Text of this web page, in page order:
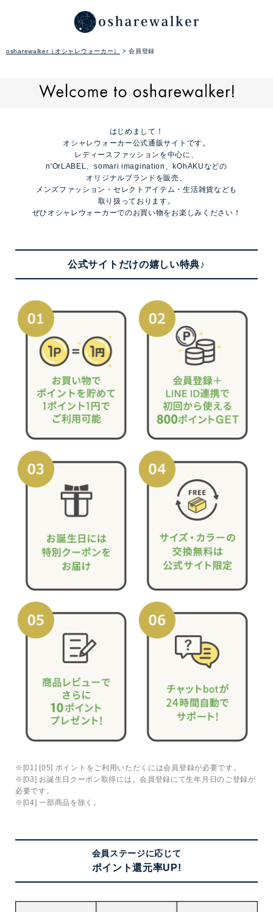
osharewalker（オシャレウォーカー） 会員登録
はじめまして！
オシャレウォーカー公式通販サイトです。
レディースファッションを中心に、
n'OrLABEL、somari imagination、kOhAKUなどの
オリジナルブランドを販売、
メンズファッション・セレクトアイテム・生活雑貨なども
取り扱っております。
ぜひオシャレウォーカーでのお買い物をお楽しみください！
公式サイトだけの嬉しい特典♪
※[01] [05] ポイントをご利用いただくには会員登録が必要です。
※[03] お誕生日クーポン取得には、会員登録にて生年月日のご登録が
必要です。
※[04] 一部商品を除く。
会員ステージに応じて
ポイント還元率UP!